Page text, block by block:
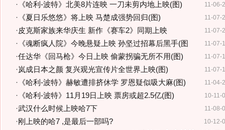
11-06-
· 《哈利-波特》北美8片连映 一刀未剪内地上映(图)
11-07-
· 《夏日乐悠悠》将上映 马楚成强势回归(图)
11-07-
·皮克斯家族来华庆生 新作《赛车2》同期上映
11-07-
· 《魂断疯人院》今晚悬疑上映 孙坚过招幕后黑手(图
11-07-
·任达华《回马枪》今日上映 偷蒙拐骗无所不用(图)
11-07-
·岚成日本之颜 复兴观光宣传片全世界上映(图)
11-04-
· 《哈利-波特》赫敏遭排挤休学 罗恩疑似吸大麻(图)
10-11-
· 《哈利-波特》11月19日上映 票房或超2.5亿(图)
11-08-
·武汉什么时候上映哈7下
10-12-
·刚上映的哈7 ,是最后一部吗?